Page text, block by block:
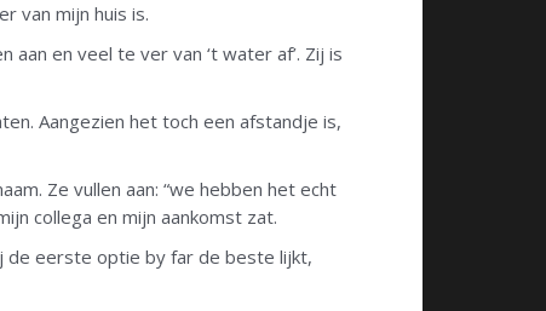
van mijn huis is.
en veel te ver van ‘t water af’. Zij is
Aangezien het toch een afstandje is,
Ze vullen aan: “we hebben het echt
collega en mijn aankomst zat.
de eerste optie by far de beste lijkt,